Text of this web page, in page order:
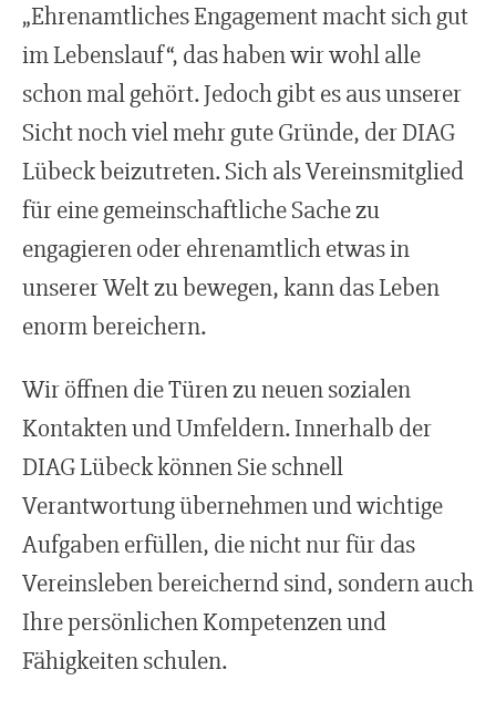
„Ehrenamtliches Engagement macht sich gut
im Lebenslauf“, das haben wir wohl alle
schon mal gehört. Jedoch gibt es aus unserer
Sicht noch viel mehr gute Gründe, der DIAG
Lübeck beizutreten. Sich als Vereinsmitglied
für eine gemeinschaftliche Sache zu
engagieren oder ehrenamtlich etwas in
unserer Welt zu bewegen, kann das Leben
enorm bereichern.
Wir öffnen die Türen zu neuen sozialen
Kontakten und Umfeldern. Innerhalb der
DIAG Lübeck können Sie schnell
Verantwortung übernehmen und wichtige
Aufgaben erfüllen, die nicht nur für das
Vereinsleben bereichernd sind, sondern auch
Ihre persönlichen Kompetenzen und
Fähigkeiten schulen.